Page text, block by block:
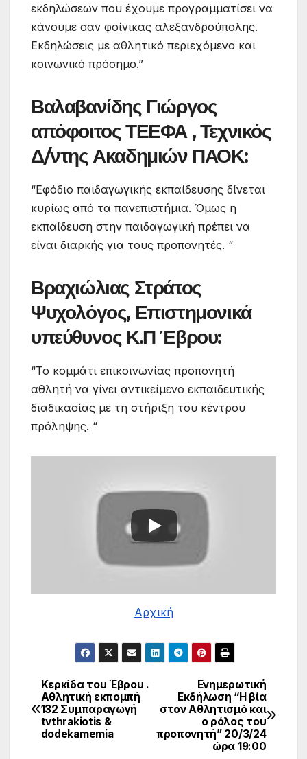
εκδηλώσεων που έχουμε προγραμματίσει να
κάνουμε σαν φοίνικας αλεξανδρούπολης.
Εκδηλώσεις με αθλητικό περιεχόμενο και
κοινωνικό πρόσημο.”
Βαλαβανίδης Γιώργος
απόφοιτος ΤΕΕΦΑ , Τεχνικός
Δ/ντης Ακαδημιών ΠΑΟΚ:
“Εφόδιο παιδαγωγικής εκπαίδευσης δίνεται
κυρίως από τα πανεπιστήμια. Όμως η
εκπαίδευση στην παιδαγωγική πρέπει να
είναι διαρκής για τους προπονητές. “
Βραχιώλιας Στράτος
Ψυχολόγος, Επιστημονικά
υπεύθυνος Κ.Π Έβρου:
“Το κομμάτι επικοινωνίας προπονητή
αθλητή να γίνει αντικείμενο εκπαιδευτικής
διαδικασίας με τη στήριξη του κέντρου
πρόληψης. “
Αρχική
Πλοήγηση
άρθρων
Ενημερωτική
Εκδήλωση “Η βία
στον Αθλητισμό και
ο ρόλος του
προπονητή” 20/3/24
ώρα 19:00
Κερκίδα του Έβρου .
Αθλητική εκπομπή
132 Συμπαραγωγή
tvthrakiotis &
dodekamemia